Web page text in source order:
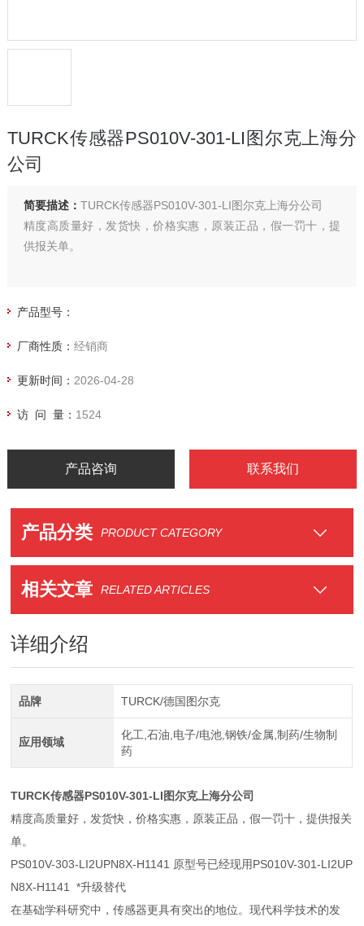
TURCK传感器PS010V-301-LI图尔克上海分
公司
简要描述： TURCK传感器PS010V-301-LI图尔克上海分公司
精度高质量好，发货快，价格实惠，原装正品，假一罚十，提
供报关单。
产品型号：
厂商性质： 经销商
更新时间： 2026-04-28
访 问 量： 1524
产品咨询 联系我们
产品分类 PRODUCT CATEGORY
相关文章 RELATED ARTICLES
详细介绍
品牌 TURCK/德国图尔克
应用领域
化工,石油,电子/电池,钢铁/金属,制药/生物制
药
TURCK传感器PS010V-301-LI图尔克上海分公司
精度高质量好，发货快，价格实惠，原装正品，假一罚十，提供报关
单。
PS010V-303-LI2UPN8X-H1141 原型号已经现用PS010V-301-LI2UP
N8X-H1141 *升级替代
在基础学科研究中，传感器更具有突出的地位。现代科学技术的发